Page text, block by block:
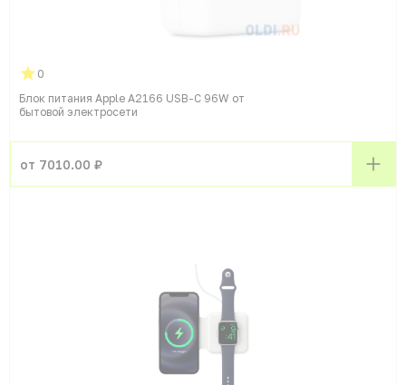
0
Блок питания Apple A2166 USB-C 96W от
бытовой электросети
от 7010.00 ₽